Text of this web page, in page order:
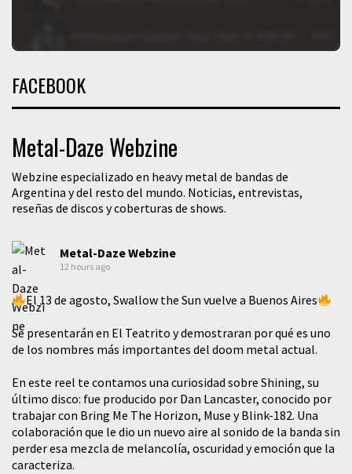
FACEBOOK
Metal-Daze Webzine
Webzine especializado en heavy metal de bandas de
Argentina y del resto del mundo. Noticias, entrevistas,
reseñas de discos y coberturas de shows.
Metal-Daze Webzine
12 hours ago
El 13 de agosto, Swallow the Sun vuelve a Buenos Aires
Se presentarán en El Teatrito y demostraran por qué es uno
de los nombres más importantes del doom metal actual.
En este reel te contamos una curiosidad sobre Shining, su
último disco: fue producido por Dan Lancaster, conocido por
trabajar con Bring Me The Horizon, Muse y Blink-182. Una
colaboración que le dio un nuevo aire al sonido de la banda sin
perder esa mezcla de melancolía, oscuridad y emoción que la
caracteriza.